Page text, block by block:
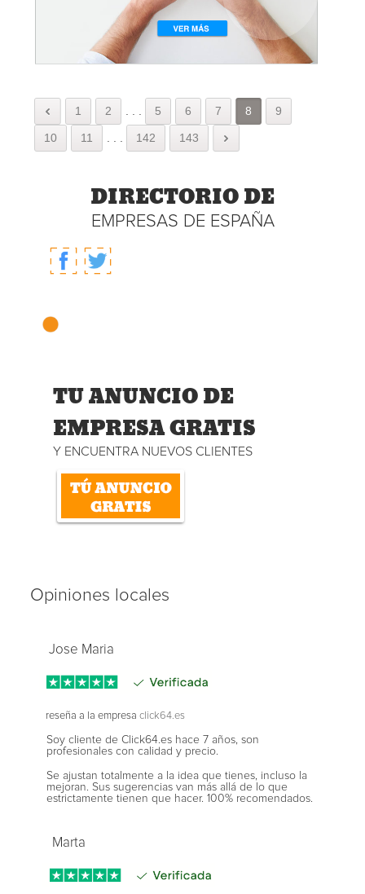
1 2 5 6 7 8 9
10 11 142 143
DIRECTORIO DE
EMPRESAS DE ESPAÑA
TU ANUNCIO DE
EMPRESA GRATIS
Y ENCUENTRA NUEVOS CLIENTES
Opiniones locales
Jose Maria
reseña a la empresa click64.es
Soy cliente de Click64.es hace 7 años, son
profesionales con calidad y precio.
Se ajustan totalmente a la idea que tienes, incluso la
mejoran. Sus sugerencias van más allá de lo que
estrictamente tienen que hacer. 100% recomendados.
Marta